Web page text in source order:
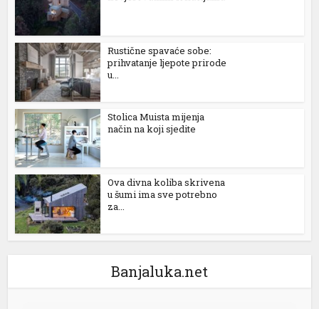
Rustične spavaće sobe:
prihvatanje ljepote prirode
u...
Stolica Muista mijenja
način na koji sjedite
Ova divna koliba skrivena
u šumi ima sve potrebno
za...
Banjaluka.net